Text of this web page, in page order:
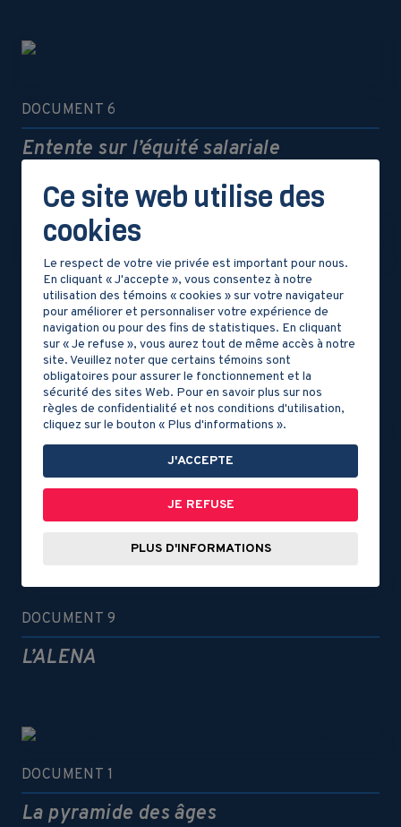
DOCUMENT 6
Entente sur l’équité salariale
DOCUMENT 7
La reconnaissance des nations
autochtones
Le « printemps érable »
DOCUMENT 9
L’ALENA
DOCUMENT 1
La pyramide des âges
Ce site web utilise des
cookies
Le respect de votre vie privée est important pour nous.
En cliquant « J'accepte », vous consentez à notre
utilisation des témoins « cookies » sur votre navigateur
pour améliorer et personnaliser votre expérience de
navigation ou pour des fins de statistiques. En cliquant
sur « Je refuse », vous aurez tout de même accès à notre
site. Veuillez noter que certains témoins sont
obligatoires pour assurer le fonctionnement et la
sécurité des sites Web. Pour en savoir plus sur nos
règles de confidentialité et nos conditions d'utilisation,
cliquez sur le bouton « Plus d'informations ».
J'ACCEPTE
JE REFUSE
PLUS D'INFORMATIONS